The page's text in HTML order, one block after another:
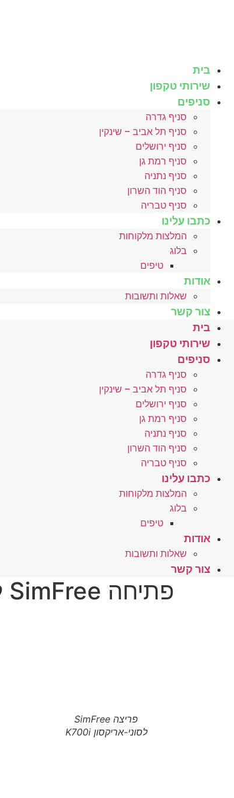
בית
שירותי טקפון
סניפים
סניף גדרה
סניף תל אביב – שינקין
סניף ירושלים
סניף רמת גן
סניף נתניה
סניף הוד השרון
סניף טבריה
כתבו עלינו
המלצות מלקוחות
בלוג
טיפים
אודות
שאלות ותשובות
צור קשר
בית
שירותי טקפון
סניפים
סניף גדרה
סניף תל אביב – שינקין
סניף ירושלים
סניף רמת גן
סניף נתניה
סניף הוד השרון
סניף טבריה
כתבו עלינו
המלצות מלקוחות
בלוג
טיפים
אודות
שאלות ותשובות
צור קשר
פתיחה SimFree לסוניאריקסון K700i – לחץ כאן
פריצה SimFree
לסוני-אריקסון K700i